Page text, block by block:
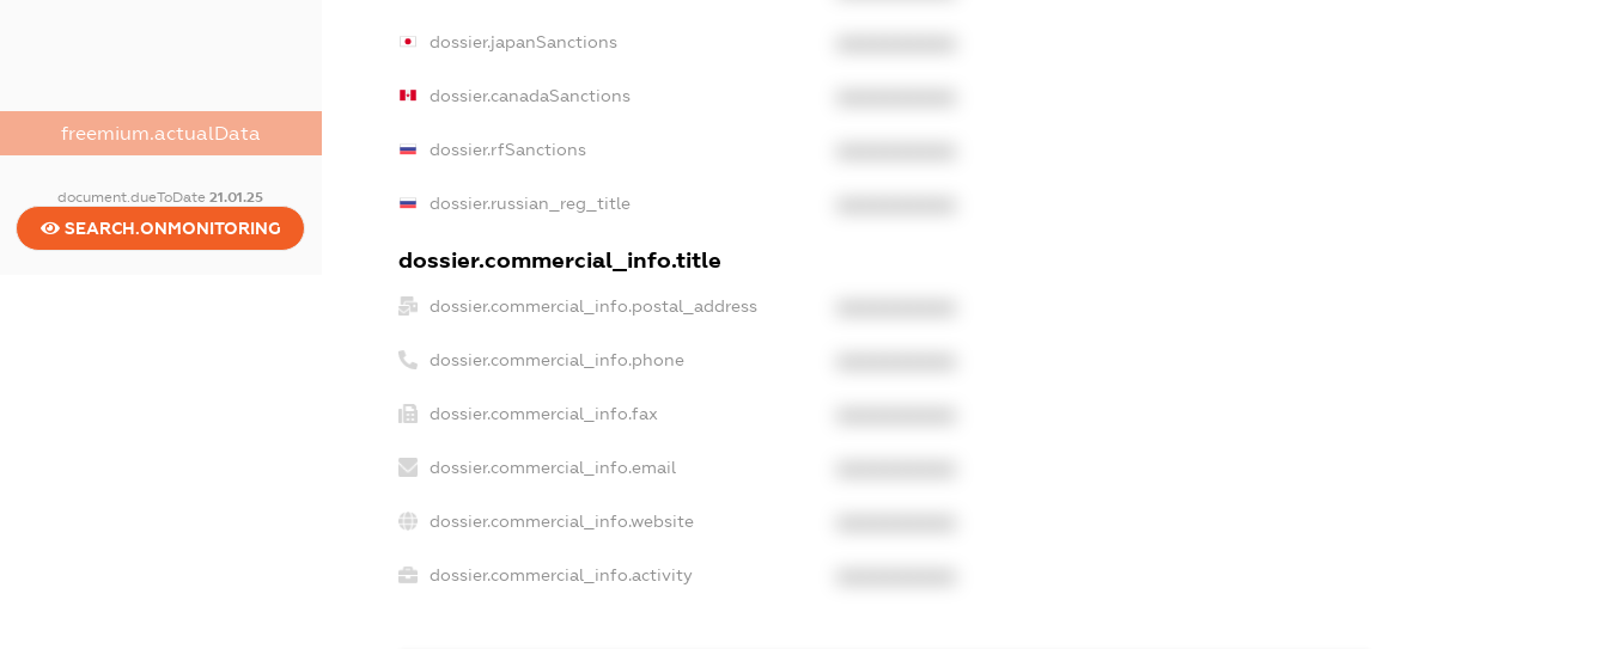
freemium.actualData
document.dueToDate21.01.25
SEARCH.ONMONITORING
dossier.japanSanctions
dossier.canadaSanctions
dossier.rfSanctions
dossier.russian_reg_title
dossier.commercial_info.title
dossier.commercial_info.postal_address
dossier.commercial_info.phone
dossier.commercial_info.fax
dossier.commercial_info.email
dossier.commercial_info.website
dossier.commercial_info.activity